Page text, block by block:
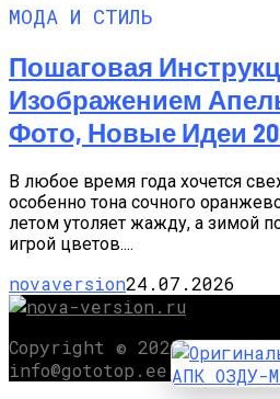
МОДА И СТИЛЬ
Пошаговая
Изображением
Фото, Новые Идеи
В любое время года хочется
особенно тона сочного
летом утоляет жажду, а зимой
игрой цветов....
novaversion24.07.2026
Copyright © 2025 Обратная
info@gototop.ee